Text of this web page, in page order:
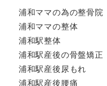
浦和ママの為の整骨院
浦和ママの整体
浦和駅整体
浦和駅産後の骨盤矯正
浦和駅産後尿もれ
浦和駅産後腰痛